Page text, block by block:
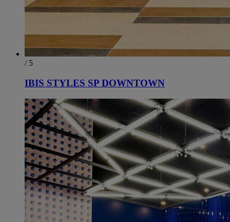
/ 5
IBIS STYLES SP DOWNTOWN